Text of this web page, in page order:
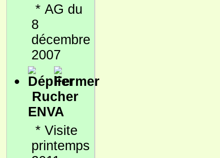
* AG du
8
décembre
2007
Rucher
ENVA
* Visite
printemps